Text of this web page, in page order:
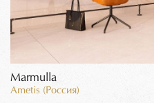
Marmulla
Ametis (Россия)